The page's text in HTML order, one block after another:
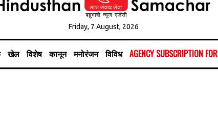
Friday, 7 August, 2026
खेल विशेष कानून मनोरंजन विविध AGENCY SUBSCRIPTION